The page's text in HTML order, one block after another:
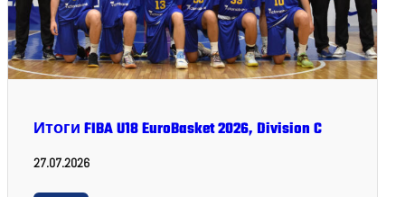
Итоги FIBA U18 EuroBasket 2026, Division C
27.07.2026